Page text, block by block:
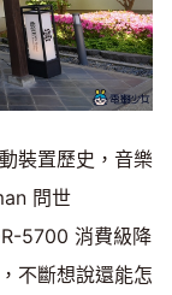
裝置歷史，音樂
問世
5700 消費級降
不斷想說還能怎